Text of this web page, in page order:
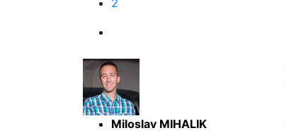
2
Miloslav MIHALIK